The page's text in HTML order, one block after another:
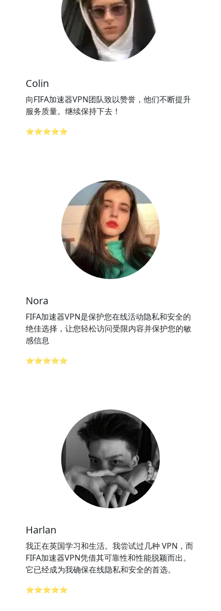
Colin
向FIFA加速器VPN团队致以赞誉，他们不断提升
服务质量。继续保持下去！
⭐⭐⭐⭐⭐
Nora
FIFA加速器VPN是保护您在线活动隐私和安全的
绝佳选择，让您轻松访问受限内容并保护您的敏
感信息
⭐⭐⭐⭐⭐
Harlan
我正在英国学习和生活。我尝试过几种 VPN，而
FIFA加速器VPN凭借其可靠性和性能脱颖而出。
它已经成为我确保在线隐私和安全的首选。
⭐⭐⭐⭐⭐